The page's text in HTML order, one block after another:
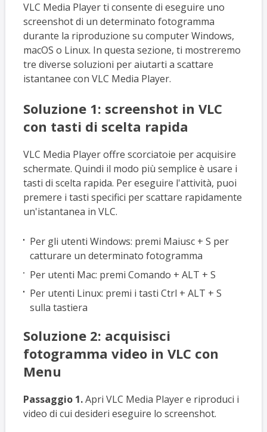
VLC Media Player ti consente di eseguire uno
screenshot di un determinato fotogramma
durante la riproduzione su computer Windows,
macOS o Linux. In questa sezione, ti mostreremo
tre diverse soluzioni per aiutarti a scattare
istantanee con VLC Media Player.
Soluzione 1: screenshot in VLC
con tasti di scelta rapida
VLC Media Player offre scorciatoie per acquisire
schermate. Quindi il modo più semplice è usare i
tasti di scelta rapida. Per eseguire l'attività, puoi
premere i tasti specifici per scattare rapidamente
un'istantanea in VLC.
Per gli utenti Windows: premi Maiusc + S per
catturare un determinato fotogramma
Per utenti Mac: premi Comando + ALT + S
Per utenti Linux: premi i tasti Ctrl + ALT + S
sulla tastiera
Soluzione 2: acquisisci
fotogramma video in VLC con
Menu
Passaggio 1.Apri VLC Media Player e riproduci i
video di cui desideri eseguire lo screenshot.